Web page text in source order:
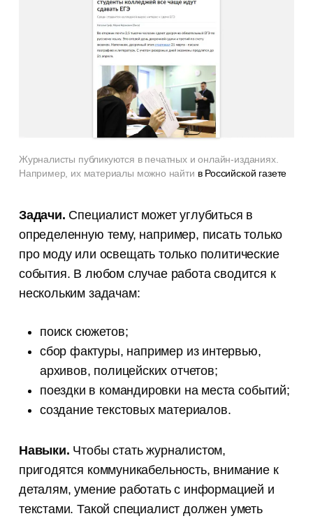
Журналисты публикуются в печатных и онлайн-изданиях.
Например, их материалы можно найти в Российской газете
Задачи. Специалист может углубиться в
определенную тему, например, писать только
про моду или освещать только политические
события. В любом случае работа сводится к
нескольким задачам:
поиск сюжетов;
сбор фактуры, например из интервью,
архивов, полицейских отчетов;
поездки в командировки на места событий;
создание текстовых материалов.
Навыки. Чтобы стать журналистом,
пригодятся коммуникабельность, внимание к
деталям, умение работать с информацией и
текстами. Такой специалист должен уметь